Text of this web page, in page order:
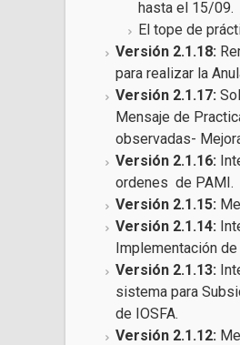
hasta el 15/09.
El tope de
Versión 2.1.18:
para realizar la
Versión 2.1.17:
Mensaje de
observadas-
Versión 2.1.16:
ordenes de PAMI.
Versión 2.1.15:
Versión 2.1.14:
Implementación
Versión 2.1.13:
sistema para
de IOSFA.
Versión 2.1.12: